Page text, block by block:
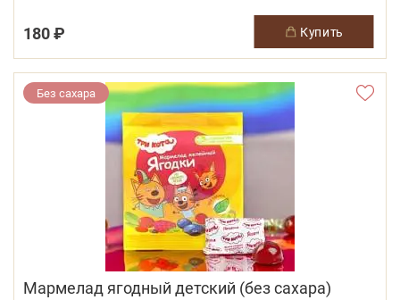
180 ₽ купить
Без сахара
Мармелад ягодный детский (без сахара)